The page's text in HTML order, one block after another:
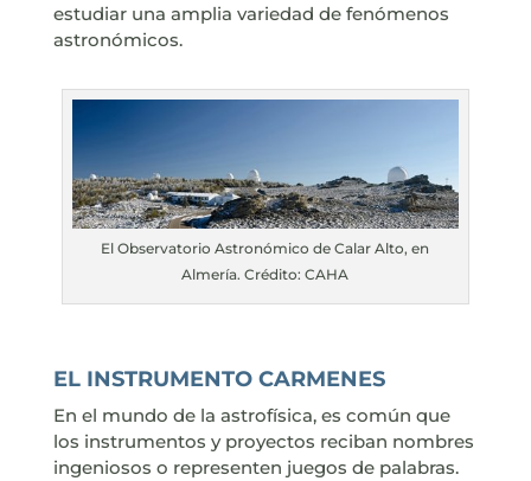
estudiar una amplia variedad de fenómenos
astronómicos.
El Observatorio Astronómico de Calar Alto, en
Almería. Crédito: CAHA
EL INSTRUMENTO CARMENES
En el mundo de la astrofísica, es común que
los instrumentos y proyectos reciban nombres
ingeniosos o representen juegos de palabras.